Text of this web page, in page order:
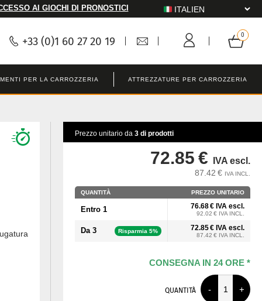
AI GIOCHI DI PRONOSTICI
+33 (0)1 60 27 20 19
PER LA CARROZZERIA ATTREZZATURE PER CARROZZERIA
Prezzo unitario da 3 di prodotti
QUANTITÀ PREZZO UNITARIO
Entro 1 76.68 € IVA escl.
92.02 € IVA INCL.
Da 3 Risparmia 5% 72.85 € IVA escl.
87.42 € IVA INCL.
CONSEGNA IN 24 ORE *
72.85 € IVA escl.
87.42 € IVA INCL.
QUANTITÀ